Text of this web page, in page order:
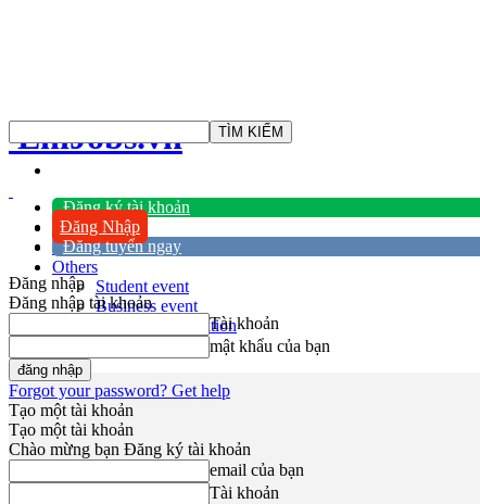
Đăng ký tài khoản
Đăng Nhập
Đăng tuyển ngay
Đăng nhập
Đăng nhập tài khoản
Tài khoản
mật khẩu của bạn
Forgot your password? Get help
Tạo một tài khoản
Tạo một tài khoản
Chào mừng bạn Đăng ký tài khoản
email của bạn
Tài khoản
EniJobs.vn
Home
Blog
Others
Student event
Business event
Student Competition